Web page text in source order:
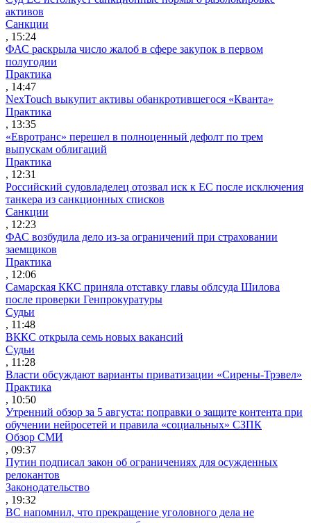
активов
Санкции
, 15:24
ФАС раскрыла число жалоб в сфере закупок в первом
полугодии
Практика
, 14:47
NexTouch выкупит активы обанкротившегося «Кванта»
Практика
, 13:35
«Евротранс» перешел в полноценный дефолт по трем
выпускам облигаций
Практика
, 12:31
Российский судовладелец отозвал иск к ЕС после исключения
танкера из санкционных списков
Санкции
, 12:23
ФАС возбудила дело из-за ограничений при страховании
заемщиков
Практика
, 12:06
Самарская ККС приняла отставку главы облсуда Шилова
после проверки Генпрокуратуры
Судьи
, 11:48
ВККС открыла семь новых вакансий
Судьи
, 11:28
Власти обсуждают варианты приватизации «Сирены-Трэвел»
Практика
, 10:50
Утренний обзор за 5 августа: поправки о защите контента при
обучении нейросетей и правила «социальных» СЗПК
Обзор СМИ
, 09:37
Путин подписал закон об ограничениях для осужденных
релокантов
Законодательство
, 19:32
ВС напомнил, что прекращение уголовного дела не